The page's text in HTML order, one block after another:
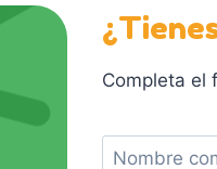
Completa el